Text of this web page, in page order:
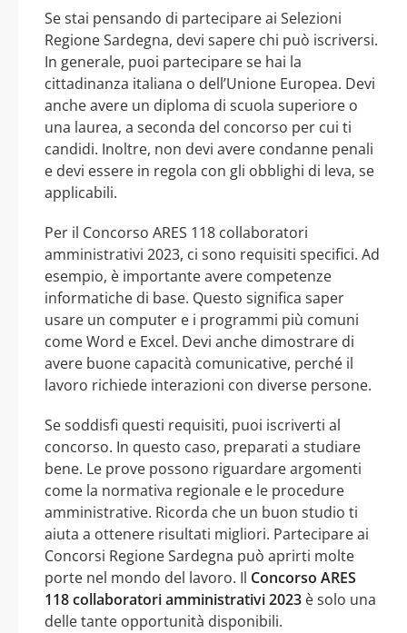
Se stai pensando di partecipare ai Selezioni
Regione Sardegna, devi sapere chi può iscriversi.
In generale, puoi partecipare se hai la
cittadinanza italiana o dell’Unione Europea. Devi
anche avere un diploma di scuola superiore o
una laurea, a seconda del concorso per cui ti
candidi. Inoltre, non devi avere condanne penali
e devi essere in regola con gli obblighi di leva, se
applicabili.
Per il Concorso ARES 118 collaboratori
amministrativi 2023, ci sono requisiti specifici. Ad
esempio, è importante avere competenze
informatiche di base. Questo significa saper
usare un computer e i programmi più comuni
come Word e Excel. Devi anche dimostrare di
avere buone capacità comunicative, perché il
lavoro richiede interazioni con diverse persone.
Se soddisfi questi requisiti, puoi iscriverti al
concorso. In questo caso, preparati a studiare
bene. Le prove possono riguardare argomenti
come la normativa regionale e le procedure
amministrative. Ricorda che un buon studio ti
aiuta a ottenere risultati migliori. Partecipare ai
Concorsi Regione Sardegna può aprirti molte
porte nel mondo del lavoro. Il Concorso ARES
118 collaboratori amministrativi 2023 è solo una
delle tante opportunità disponibili.